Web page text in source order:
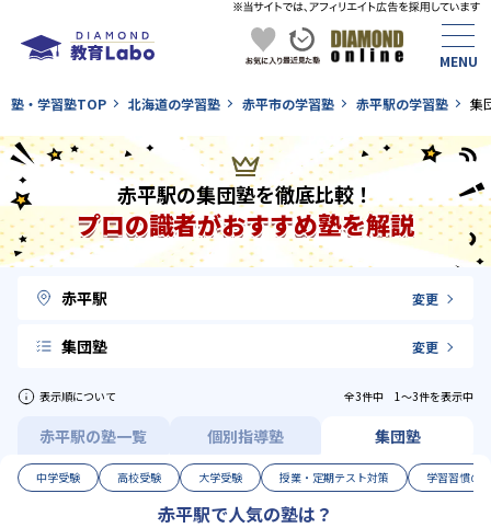
塾・学習塾TOP 北海道の学習塾 赤平市の学習塾 赤平駅の学習塾 集
赤平駅の集団塾を徹底比較！
プロの識者がおすすめ塾を解説
赤平駅 変更
集団塾 変更
表示順について 全3件中 1〜3件を表示中
赤平駅の塾一覧 個別指導塾 集団塾
中学受験 高校受験 大学受験 授業・定期テスト対策 学習習慣の
赤平駅で人気の塾は？